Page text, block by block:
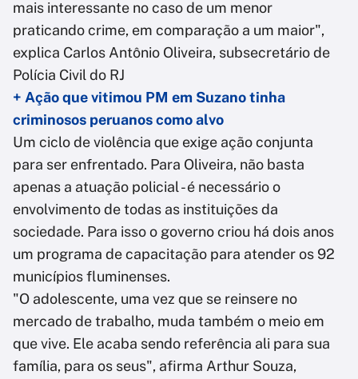
mais interessante no caso de um menor
praticando crime, em comparação a um maior",
explica Carlos Antônio Oliveira, subsecretário de
Polícia Civil do RJ
+ Ação que vitimou PM em Suzano tinha
criminosos peruanos como alvo
Um ciclo de violência que exige ação conjunta
para ser enfrentado. Para Oliveira, não basta
apenas a atuação policial - é necessário o
envolvimento de todas as instituições da
sociedade. Para isso o governo criou há dois anos
um programa de capacitação para atender os 92
municípios fluminenses.
"O adolescente, uma vez que se reinsere no
mercado de trabalho, muda também o meio em
que vive. Ele acaba sendo referência ali para sua
família, para os seus", afirma Arthur Souza,